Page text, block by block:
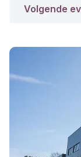
Volgende